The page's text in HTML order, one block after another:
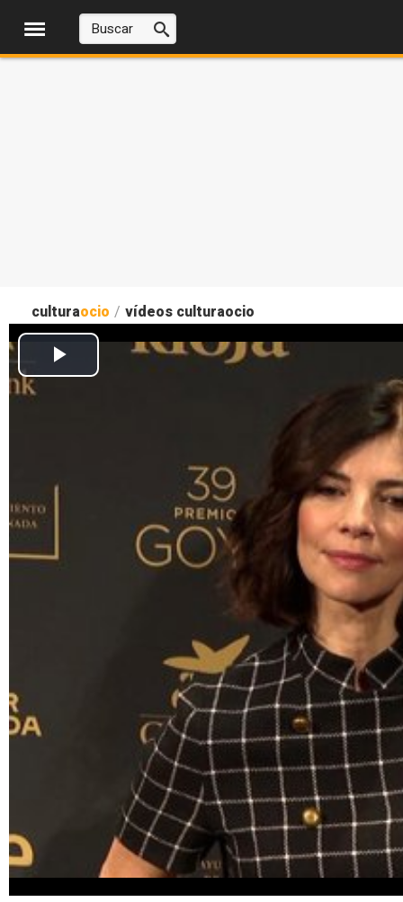
culturaocio / vídeos culturaocio